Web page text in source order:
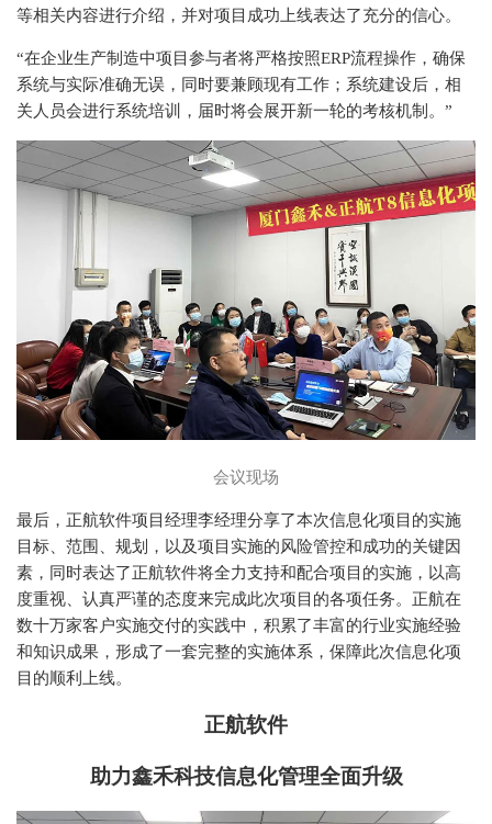
等相关内容进行介绍，并对项目成功上线表达了充分的信心。
“在企业生产制造中项目参与者将严格按照ERP流程操作，确保
系统与实际准确无误，同时要兼顾现有工作；系统建设后，相
关人员会进行系统培训，届时将会展开新一轮的考核机制。”
会议现场
最后，正航软件项目经理李经理分享了本次信息化项目的实施
目标、范围、规划，以及项目实施的风险管控和成功的关键因
素，同时表达了正航软件将全力支持和配合项目的实施，以高
度重视、认真严谨的态度来完成此次项目的各项任务。正航在
数十万家客户实施交付的实践中，积累了丰富的行业实施经验
和知识成果，形成了一套完整的实施体系，保障此次信息化项
目的顺利上线。
正航软件
助力鑫禾科技信息化管理全面升级